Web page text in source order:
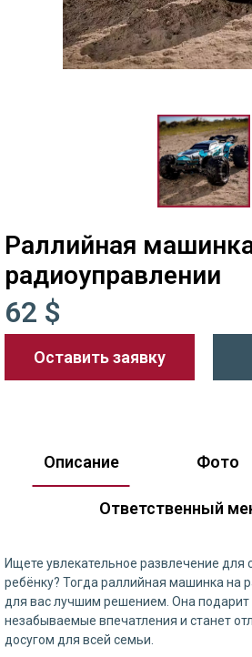
Раллийная
радиоуправлении
62 $
Оставить заявку
Описание Фото
Ответственный
Ищете увлекательное развлечение для
ребёнку? Тогда раллийная машинка на
для вас лучшим решением. Она
незабываемые впечатления и станет
досугом для всей семьи.